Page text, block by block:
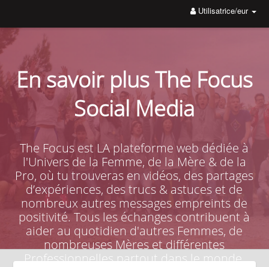
Utilisatrice/eur
poche Les Phrases Inspirantes, pour vous booster quand vous
En savoir plus The Focus
Social Media
The Focus est LA plateforme web dédiée à
l'Univers de la Femme, de la Mère & de la
Pro, où tu trouveras en vidéos, des partages
d’expériences, des trucs & astuces et de
nombreux autres messages empreints de
positivité. Tous les échanges contribuent à
aider au quotidien d'autres Femmes, de
nombreuses Mères et différentes
Professionnelles partout dans le monde.